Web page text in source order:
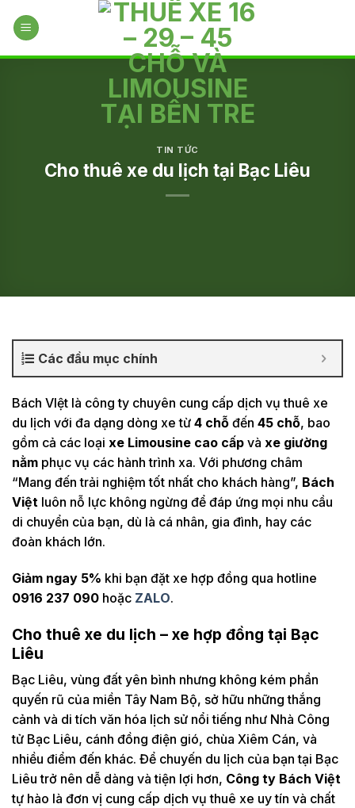
TIN TỨC
Cho thuê xe du lịch tại Bạc Liêu
Các đầu mục chính
Bách VIệt là công ty chuyên cung cấp dịch vụ thuê xe
du lịch với đa dạng dòng xe từ 4 chỗ đến 45 chỗ, bao
gồm cả các loại xe Limousine cao cấp và xe giường
nằm phục vụ các hành trình xa. Với phương châm
“Mang đến trải nghiệm tốt nhất cho khách hàng”, Bách
Việt luôn nỗ lực không ngừng để đáp ứng mọi nhu cầu
di chuyển của bạn, dù là cá nhân, gia đình, hay các
đoàn khách lớn.
Giảm ngay 5% khi bạn đặt xe hợp đồng qua hotline
0916 237 090 hoặc ZALO.
Cho thuê xe du lịch – xe hợp đồng tại Bạc
Liêu
Bạc Liêu, vùng đất yên bình nhưng không kém phần
quyến rũ của miền Tây Nam Bộ, sở hữu những thắng
cảnh và di tích văn hóa lịch sử nổi tiếng như Nhà Công
tử Bạc Liêu, cánh đồng điện gió, chùa Xiêm Cán, và
nhiều điểm đến khác. Để chuyến du lịch của bạn tại Bạc
Liêu trở nên dễ dàng và tiện lợi hơn, Công ty Bách Việt
tự hào là đơn vị cung cấp dịch vụ thuê xe uy tín và chất